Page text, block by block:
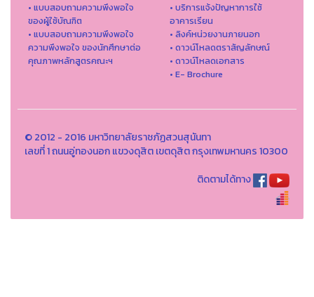
• แบบสอบถามความพึงพอใจ
ของผู้ใช้บัณฑิต
• แบบสอบถามความพึงพอใจ
ความพึงพอใจ ของนักศึกษาต่อ
คุณภาพหลักสูตรคณะฯ
• บริการแจ้งปัญหาการใ่ช้
อาคารเรียน
• ลิงค์หน่วยงานภายนอก
• ดาวน์โหลดตราสัญลักษณ์
• ดาวน์โหลดเอกสาร
• E- Brochure
© 2012 - 2016 มหาวิทยาลัยราชภัฏสวนสุนันทา
เลขที่ 1 ถนนอู่ทองนอก แขวงดุสิต เขตดุสิต กรุงเทพมหานคร 10300
ติดตามได้ทาง